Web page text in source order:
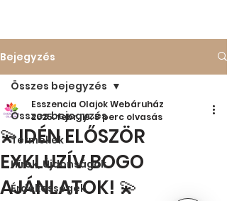
Bejegyzés
Összes bejegyzés
Termékek
Hírek, Újdonságok
Érdekességek
Összes bejegyzés
💫IDÉN ELŐSZÖR
EXKLUZÍV BOGO
AJÁNLATOK! 💫
Esszencia Olajok Webáruház
2025. febr. 19.3 perc olvasás